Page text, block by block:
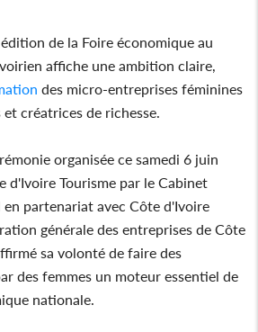
de la Foire économique au
affiche une ambition claire,
des micro-entreprises féminines
créatrices de richesse.
organisée ce samedi 6 juin
d'Ivoire Tourisme par le Cabinet
partenariat avec Côte d'Ivoire
générale des entreprises de Côte
sa volonté de faire des
des femmes un moteur essentiel de
nationale.